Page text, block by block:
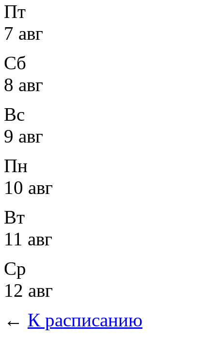
Пт
7 авг
Сб
8 авг
Вс
9 авг
Пн
10 авг
Вт
11 авг
Ср
12 авг
← К расписанию